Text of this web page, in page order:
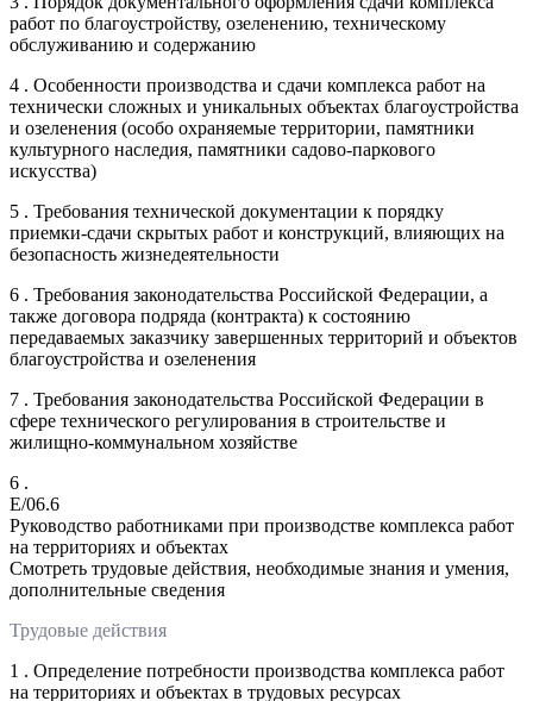
работ по благоустройству, озеленению, техническому
обслуживанию и содержанию
4 . Особенности производства и сдачи комплекса работ на
технически сложных и уникальных объектах благоустройства
и озеленения (особо охраняемые территории, памятники
культурного наследия, памятники садово-паркового
искусства)
5 . Требования технической документации к порядку
приемки-сдачи скрытых работ и конструкций, влияющих на
безопасность жизнедеятельности
6 . Требования законодательства Российской Федерации, а
также договора подряда (контракта) к состоянию
передаваемых заказчику завершенных территорий и объектов
благоустройства и озеленения
7 . Требования законодательства Российской Федерации в
сфере технического регулирования в строительстве и
жилищно-коммунальном хозяйстве
6 .
E/06.6
Руководство работниками при производстве комплекса работ
на территориях и объектах
Смотреть трудовые действия, необходимые знания и умения,
дополнительные сведения
Трудовые действия
1 . Определение потребности производства комплекса работ
на территориях и объектах в трудовых ресурсах